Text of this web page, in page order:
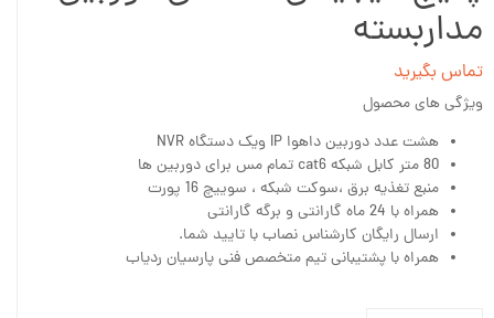
مداربسته
تماس بگیرید
ویژگی های محصول
هشت عدد دوربین داهوا IP ویک دستگاه NVR
80 متر کابل شبکه cat6 تمام مس برای دوربین ها
منبع تغذیه برق ،سوکت شبکه ، سوییچ 16 پورت
همراه با 24 ماه گارانتی و برگه گارانتی
ارسال رایگان کارشناس نصاب با تایید شما.
همراه با پشتیبانی تیم متخصص فنی پارسیان ردیاب